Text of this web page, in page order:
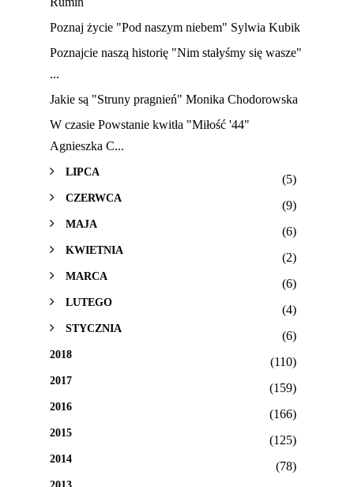
Poznaj życie "Pod naszym niebem" Sylwia Kubik
Poznajcie naszą historię "Nim stałyśmy się wasze"
...
Jakie są "Struny pragnień" Monika Chodorowska
W czasie Powstanie kwitła "Miłość '44"
Agnieszka C...
LIPCA
(5)
CZERWCA
(9)
MAJA
(6)
KWIETNIA
(2)
MARCA
(6)
LUTEGO
(4)
STYCZNIA
(6)
2018
(110)
2017
(159)
2016
(166)
2015
(125)
2014
(78)